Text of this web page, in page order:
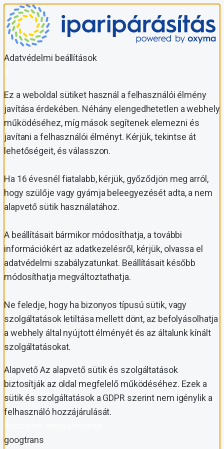
Adatvédelmi beállítások
Ez a weboldal sütiket használ a felhasználói élmény
javítása érdekében. Néhány elengedhetetlen a webhely
működéséhez, míg mások segítenek elemezni és
javítani a felhasználói élményt. Kérjük, tekintse át
lehetőségeit, és válasszon.
Ha 16 évesnél fiatalabb, kérjük, győződjön meg arról,
hogy szülője vagy gyámja beleegyezését adta, a nem
alapvető sütik használatához.
A beállításait bármikor módosíthatja, a további
információkért az adatkezelésről, kérjük, olvassa el
adatvédelmi szabályzatunkat. Beállításait később
módosíthatja megváltoztathatja.
Ne feledje, hogy ha bizonyos típusú sütik, vagy
szolgáltatások letiltása mellett dönt, az befolyásolhatja
a webhely által nyújtott élményét és az általunk kínált
szolgáltatásokat.
AlapvetőAz alapvető sütik és szolgáltatások
biztosítják az oldal megfelelő működéséhez. Ezek a
sütik és szolgáltatások a GDPR szerint nem igénylik a
felhasználó hozzájárulását.
googtrans